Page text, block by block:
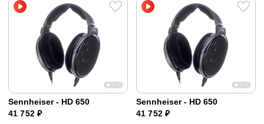
Компоненты и другое
Разъём на наушниках
Особый
Кабели в комплекте
Прямой 3 м
Разъём родного кабеля
Jack (6.35 мм)
Адаптер в комплекте
Mini-jack (3.5 мм)
Диапазон воспроизводимых частот 10 - 41000 Гц
Размеры и вес
Sennheiser - HD 650
41 752 ₽
Sennheiser - HD 650
41 752 ₽